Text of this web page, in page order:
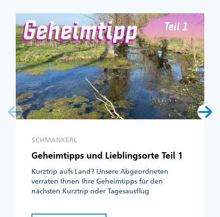
SCHMANKERL
Geheimtipps und Lieblingsorte Teil 1
Kurztrip aufs Land? Unsere Abgeordneten
verraten Ihnen Ihre Geheimtipps für den
nächsten Kurztrip oder Tagesausflug